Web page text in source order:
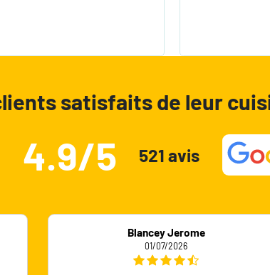
satisfaits de leur
4.9/5 521 avis
Blancey Jerome
01/07/2026